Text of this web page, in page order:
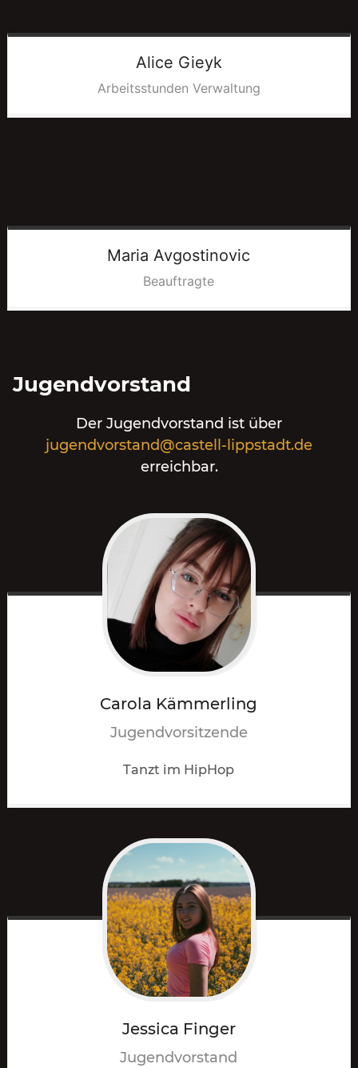
Alice Gieyk
Arbeitsstunden Verwaltung
Maria Avgostinovic
Beauftragte
Jugendvorstand
Der Jugendvorstand ist über
jugendvorstand@castell-lippstadt.de
erreichbar.
Carola Kämmerling
Jugendvorsitzende
Tanzt im HipHop
Jessica Finger
Jugendvorstand